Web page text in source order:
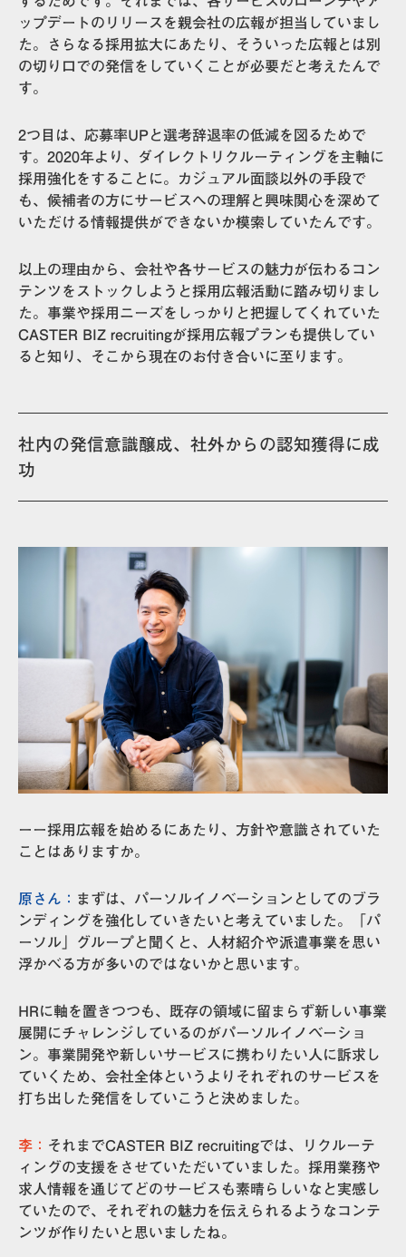
ップデートのリリースを親会社の広報が担当していまし
た。さらなる採用拡大にあたり、そういった広報とは別
の切り口での発信をしていくことが必要だと考えたんで
す。
2つ目は、 応募率UPと選考辞退率の低減を図るためで
す。2020年より、ダイレクトリクルーティングを主軸に
採用強化をすることに。カジュアル面談以外の手段で
も、候補者の方にサービスへの理解と興味関心を深めて
いただける情報提供ができないか模索していたんです。
以上の理由から、会社や各サービスの魅力が伝わるコン
テンツをストックしようと採用広報活動に踏み切りまし
た。事業や採用ニーズをしっかりと把握してくれていた
CASTER BIZ recruitingが採用広報プランも提供してい
ると知り、そこから現在のお付き合いに至ります。
社内の発信意識醸成、社外からの認知獲得に成
功
ーー採用広報を始めるにあたり、方針や意識されていた
ことはありますか。
原さん： まずは、パーソルイノベーションとしてのブラ
ンディングを強化していきたいと考えていました。「パ
ーソル」グループと聞くと、人材紹介や派遣事業を思い
浮かべる方が多いのではないかと思います。
HRに軸を置きつつも、既存の領域に留まらず新しい事業
展開にチャレンジしているのがパーソルイノベーショ
ン。事業開発や新しいサービスに携わりたい人に訴求し
ていくため、会社全体というよりそれぞれのサービスを
打ち出した発信をしていこうと決めました。
李： それまでCASTER BIZ recruitingでは、リクルーテ
ィングの支援をさせていただいていました。採用業務や
求人情報を通じてどのサービスも素晴らしいなと実感し
ていたので、それぞれの魅力を伝えられるようなコンテ
ンツが作りたいと思いましたね。